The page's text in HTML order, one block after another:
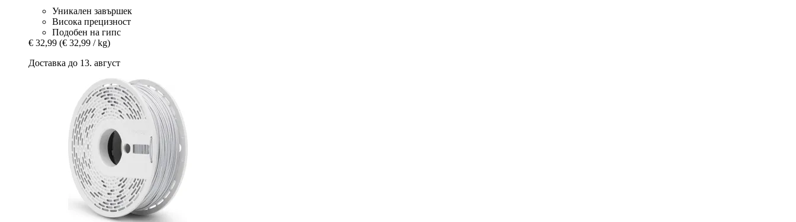
Уникален завършек
Висока прецизност
Подобен на гипс
€ 32,99 (€ 32,99 / kg)
Доставка до 13. август